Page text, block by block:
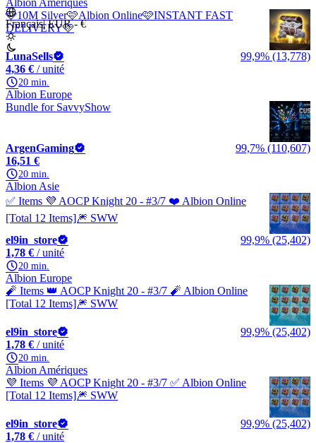
Français|EUR - €
Albion Amériques
🩷10M Silver🩷Albion Online🩷INSTANT FAST
DELIVERY🩷
LunaSells
99,9% (13,778)
4,36 € / unité
20 min.
Albion Europe
Bundle for SavvyShow
ArgenGaming
99,7% (110,607)
16,51 €
20 min.
Albion Asie
✅ Items 💜 AOCP Knight 20 - #3/7 ❤️ Albion Online
[Total 12 Items]🎆 SWW
el9in_store
99,9% (25,402)
1,78 € / unité
20 min.
Albion Europe
🧨 Items 👑 AOCP Knight 20 - #3/7 🧨 Albion Online
[Total 12 Items]🎆 SWW
el9in_store
99,9% (25,402)
1,78 € / unité
20 min.
Albion Amériques
💜 Items 💜 AOCP Knight 20 - #3/7 ✅ Albion Online
[Total 12 Items]🎆 SWW
el9in_store
99,9% (25,402)
1,78 € / unité